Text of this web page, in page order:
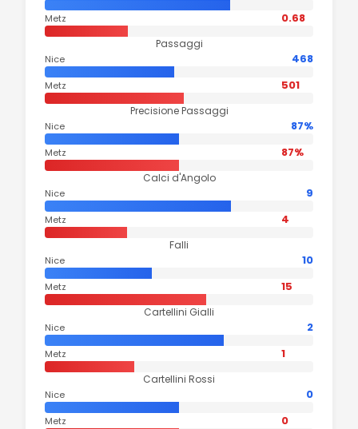
Metz 0.68
Passaggi
Nice 468
Metz 501
Precisione Passaggi
Nice 87%
Metz 87%
Calci d'Angolo
Nice 9
Metz 4
Falli
Nice 10
Metz 15
Cartellini Gialli
Nice 2
Metz 1
Cartellini Rossi
Nice 0
Metz 0